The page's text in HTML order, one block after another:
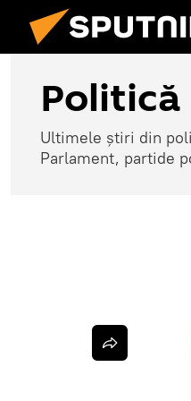
Politică
Ultimele știri din
Parlament, partide